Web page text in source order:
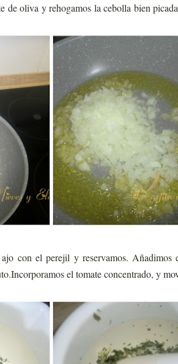
de oliva y rehogamos la cebolla bien
con el perejil y reservamos.
el tomate concentrado, y